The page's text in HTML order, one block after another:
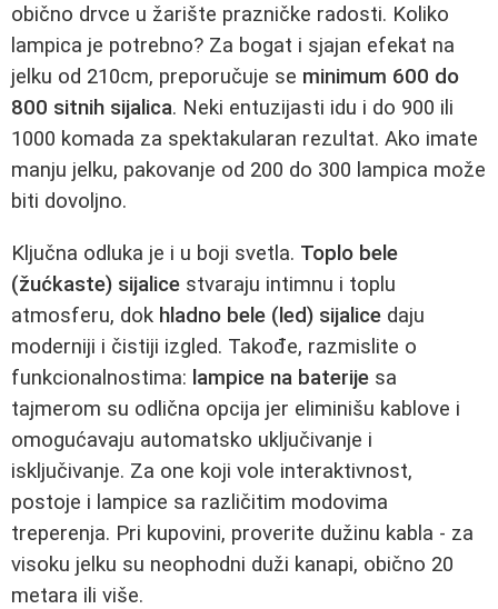
obično drvce u žarište prazničke radosti. Koliko
lampica je potrebno? Za bogat i sjajan efekat na
jelku od 210cm, preporučuje se minimum 600 do
800 sitnih sijalica. Neki entuzijasti idu i do 900 ili
1000 komada za spektakularan rezultat. Ako imate
manju jelku, pakovanje od 200 do 300 lampica može
biti dovoljno.
Ključna odluka je i u boji svetla. Toplo bele
(žućkaste) sijalice stvaraju intimnu i toplu
atmosferu, dok hladno bele (led) sijalice daju
moderniji i čistiji izgled. Takođe, razmislite o
funkcionalnostima: lampice na baterije sa
tajmerom su odlična opcija jer eliminišu kablove i
omogućavaju automatsko uključivanje i
isključivanje. Za one koji vole interaktivnost,
postoje i lampice sa različitim modovima
treperenja. Pri kupovini, proverite dužinu kabla - za
visoku jelku su neophodni duži kanapi, obično 20
metara ili više.